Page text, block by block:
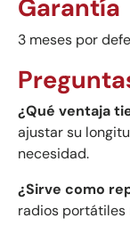
Garantía
3 meses por
¿Qué ventaja
ajustar su
necesidad.
¿Sirve como
radios portátiles